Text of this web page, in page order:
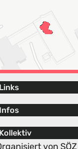
Links
Infos
Kollektiv
von SÖZ